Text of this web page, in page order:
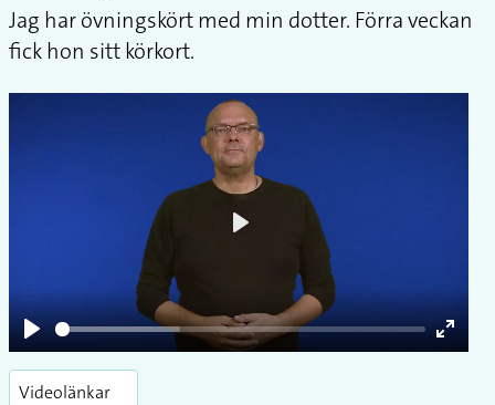
Jag har övningskört med min dotter. Förra veckan
fick hon sitt körkort.
Play
Enter
Videolänkar